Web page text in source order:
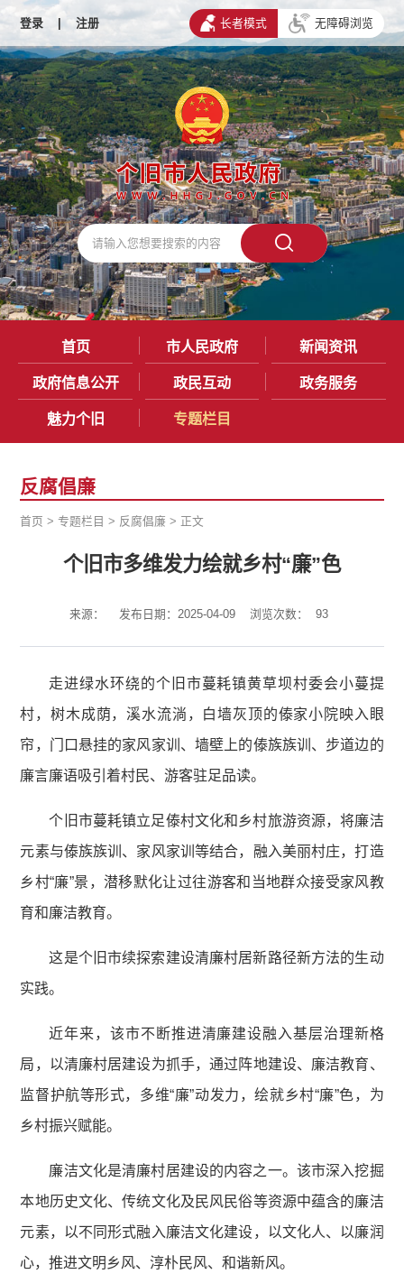
登录 | 注册 长者模式 无障碍浏览
首页 市人民政府 新闻资讯
政府信息公开 政民互动 政务服务
魅力个旧 专题栏目
反腐倡廉
首页 >专题栏目 > 反腐倡廉 > 正文
个旧市多维发力绘就乡村“廉”色
来源： 发布日期：2025-04-09 浏览次数： 93
走进绿水环绕的个旧市蔓耗镇黄草坝村委会小蔓提
村，树木成荫，溪水流淌，白墙灰顶的傣家小院映入眼
帘，门口悬挂的家风家训、墙壁上的傣族族训、步道边的
廉言廉语吸引着村民、游客驻足品读。
个旧市蔓耗镇立足傣村文化和乡村旅游资源，将廉洁
元素与傣族族训、家风家训等结合，融入美丽村庄，打造
乡村“廉”景，潜移默化让过往游客和当地群众接受家风教
育和廉洁教育。
这是个旧市续探索建设清廉村居新路径新方法的生动
实践。
近年来，该市不断推进清廉建设融入基层治理新格
局，以清廉村居建设为抓手，通过阵地建设、廉洁教育、
监督护航等形式，多维“廉”动发力，绘就乡村“廉”色，为
乡村振兴赋能。
廉洁文化是清廉村居建设的内容之一。该市深入挖掘
本地历史文化、传统文化及民风民俗等资源中蕴含的廉洁
元素，以不同形式融入廉洁文化建设，以文化人、以廉润
心，推进文明乡风、淳朴民风、和谐新风。